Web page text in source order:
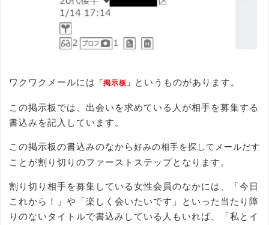
ワクワクメールには 「掲示板」 というものがあります。
この掲示板では、出会いを求めている人が相手を募集する
書込みを記入しています。
この掲示板の書込みのなから好みの相手を探してメールだす
ことが割り切りのファーストステップとなります。
割り切り相手を募集している女性会員のなかには、「今日
これから！」や「楽しく会いたいです」といった当たり障
りのないタイトルで書込みしている人もいれば、「私とイ